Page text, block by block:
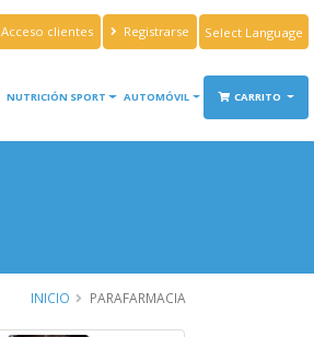
Acceso clientes Registrarse
Translate
NUTRICIÓN SPORT AUTOMÓVIL CARRITO
INICIO PARAFARMACIA